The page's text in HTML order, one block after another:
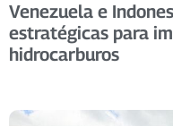
Venezuela e
estratégicas para
hidrocarburos